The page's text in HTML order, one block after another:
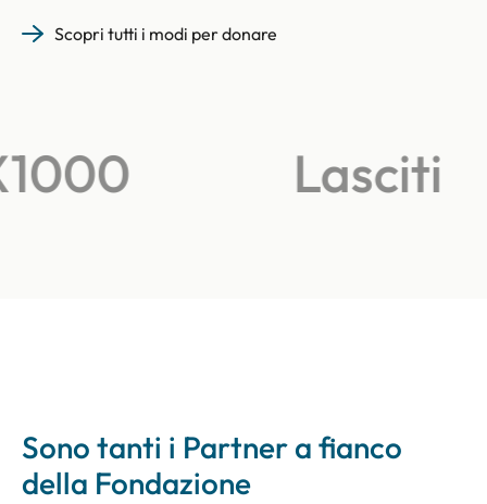
Scopri tutti i modi per donare
Lasciti
Sono tanti i Partner a fianco
della Fondazione